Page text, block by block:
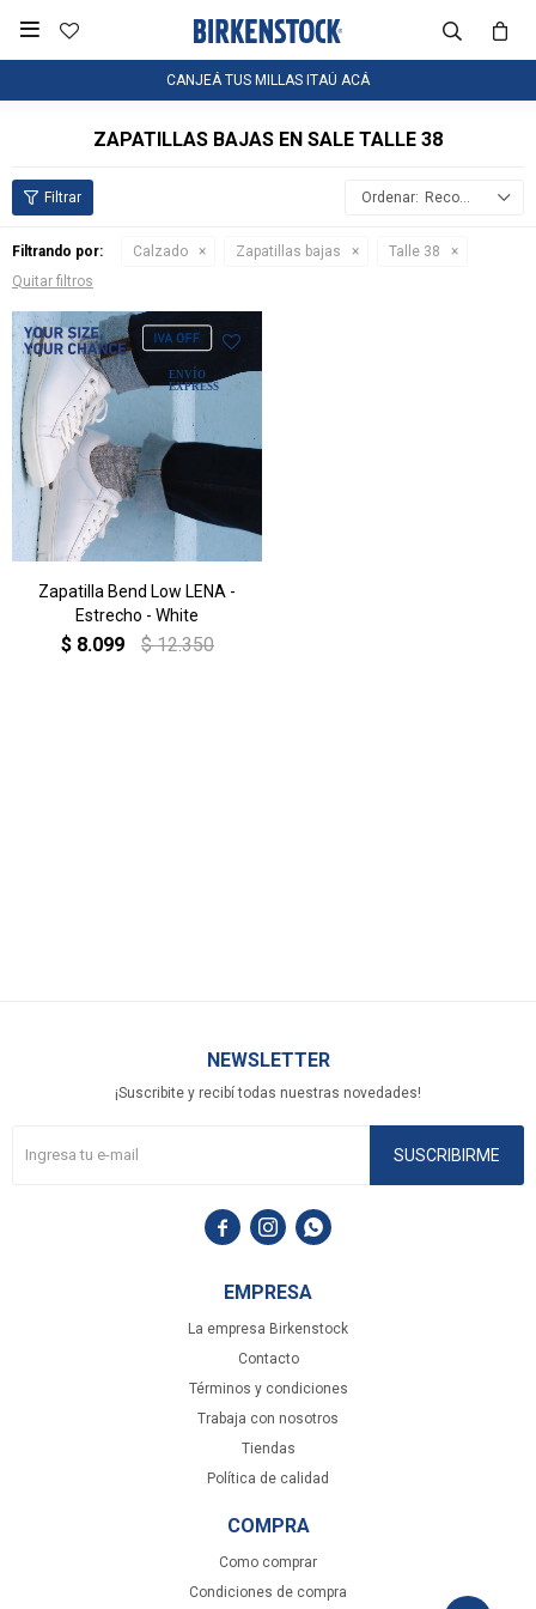

CANJEÁ TUS MILLAS ITAÚ ACÁ
ZAPATILLAS BAJAS EN SALE TALLE 38
Recomendados
Filtrando por: Calzado Zapatillas bajas
Talle 38
Quitar filtros
Zapatilla Bend Low LENA -
Estrecho - White
$ 8.099 $ 12.350
EMPRESA
La empresa Birkenstock
Contacto
Términos y condiciones
Trabaja con nosotros
Tiendas
Política de calidad
COMPRA
Como comprar
Condiciones de compra
NEWSLETTER
¡Suscribite y recibí todas nuestras novedades!
SUSCRIBIRME
  